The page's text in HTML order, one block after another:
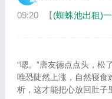
09:20
【(蜘蛛池出租)
“嗯。”唐友德点点头，松
唯恐陡然上涨，自然寝食
析，这才能把心放回肚子